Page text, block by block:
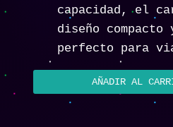
capacidad, el
diseño
perfecto para
AÑADIR AL